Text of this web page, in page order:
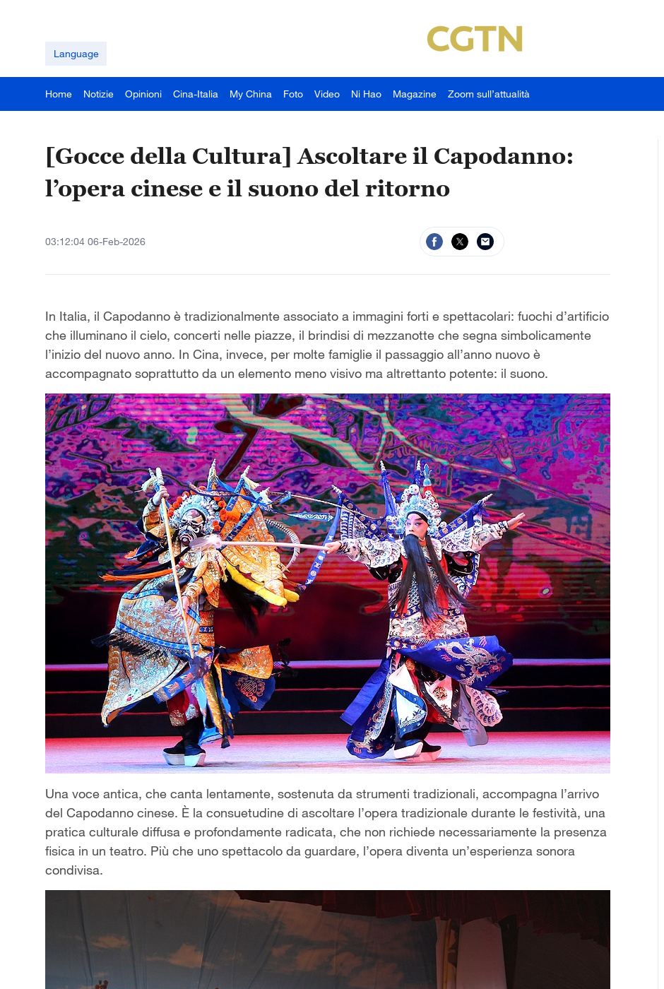
Language
Home Notizie Opinioni Cina-Italia My China Foto Video Ni Hao Magazine Zoom sull’attualità
[Gocce della Cultura] Ascoltare il Capodanno:
l’opera cinese e il suono del ritorno
03:12:04 06-Feb-2026
In Italia, il Capodanno è tradizionalmente associato a immagini forti e spettacolari: fuochi d’artificio
che illuminano il cielo, concerti nelle piazze, il brindisi di mezzanotte che segna simbolicamente
l’inizio del nuovo anno. In Cina, invece, per molte famiglie il passaggio all’anno nuovo è
accompagnato soprattutto da un elemento meno visivo ma altrettanto potente: il suono.
Una voce antica, che canta lentamente, sostenuta da strumenti tradizionali, accompagna l’arrivo
del Capodanno cinese. È la consuetudine di ascoltare l’opera tradizionale durante le festività, una
pratica culturale diffusa e profondamente radicata, che non richiede necessariamente la presenza
fisica in un teatro. Più che uno spettacolo da guardare, l’opera diventa un’esperienza sonora
condivisa.